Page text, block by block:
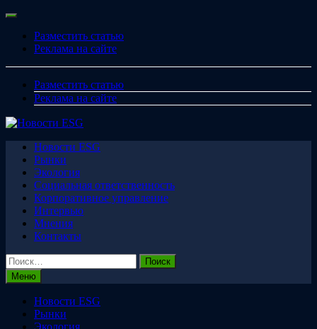
Перейти
содержимому
Меню
Разместить статью
Реклама на сайте
Разместить статью
Реклама на сайте
Новости ESG
Рынки
Экология
Социальная ответственность
Корпоративное управление
Интервью
Мнения
Контакты
Найти:
Меню
Новости ESG
Рынки
Экология